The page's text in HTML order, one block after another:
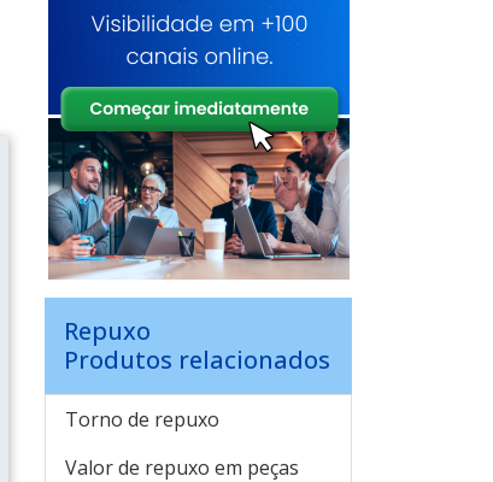
Repuxo
Produtos relacionados
Torno de repuxo
Valor de repuxo em peças